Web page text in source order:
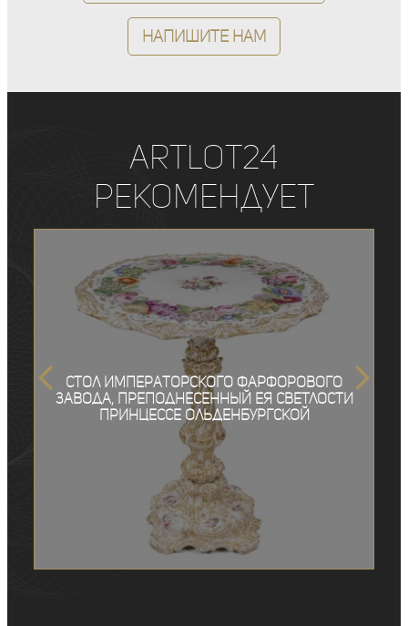
Напишите нам
ArtLot24
рекомендует
Стол Императорского фарфорового
завода, преподнесенный Ея Светлости
Принцессе Ольденбургской